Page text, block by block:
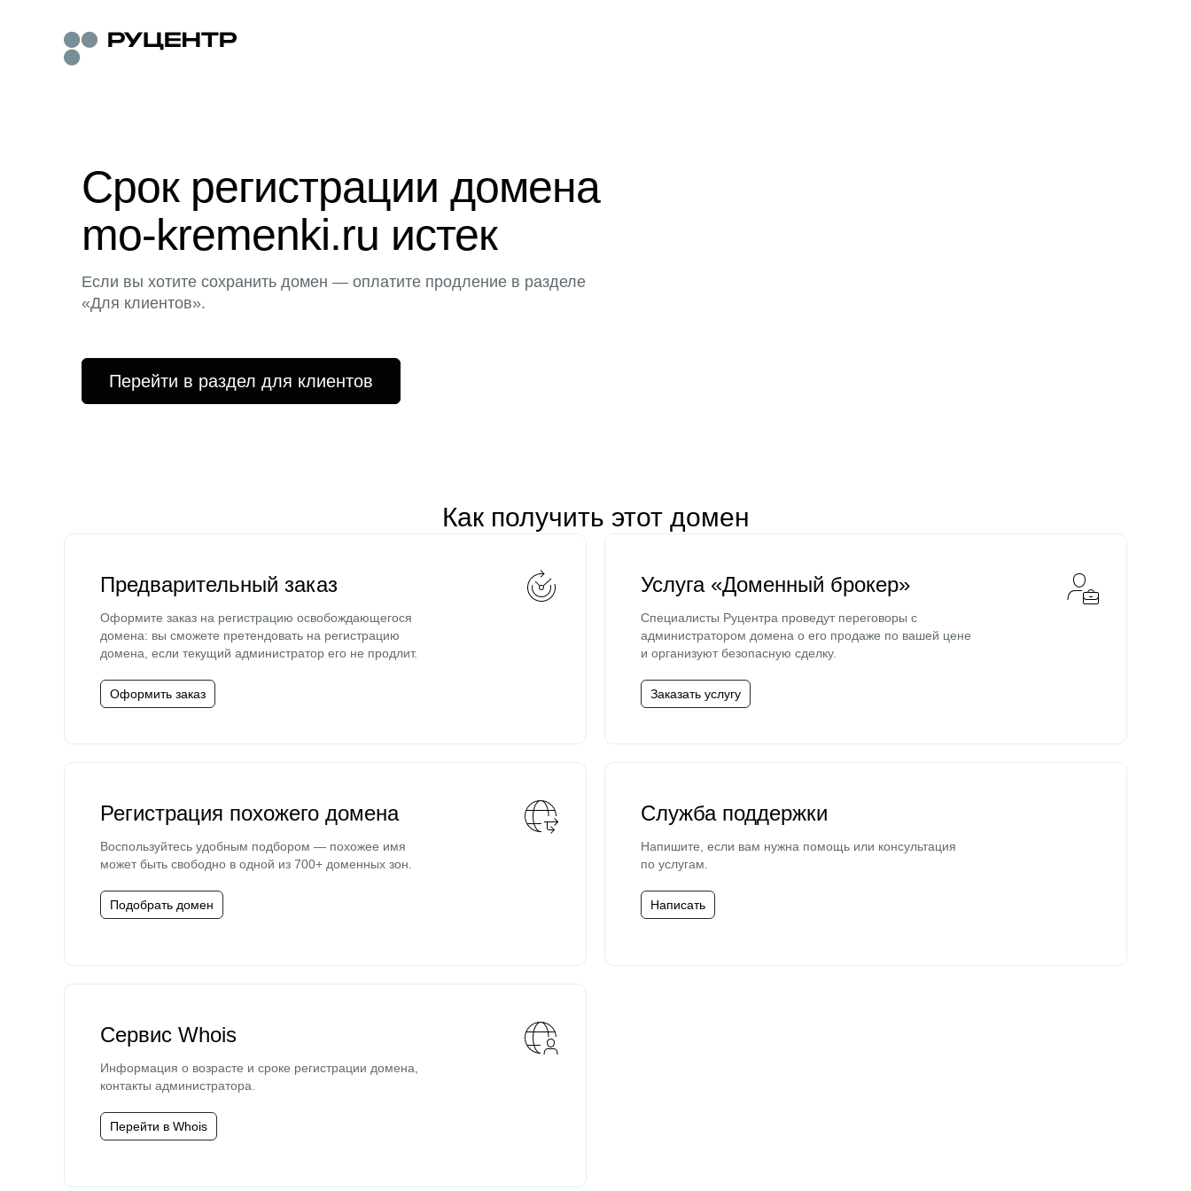
Срок регистрации домена
mo-kremenki.ru истек
Если вы хотите сохранить домен — оплатите продление в разделе
«Для клиентов».
Перейти в раздел для клиентов
Как получить этот домен
Предварительный заказ
Оформите заказ на регистрацию освобождающегося
домена: вы сможете претендовать на регистрацию
домена, если текущий администратор его не продлит.
Оформить заказ
Услуга «Доменный брокер»
Специалисты Руцентра проведут переговоры с
администратором домена о его продаже по вашей цене
и организуют безопасную сделку.
Заказать услугу
Регистрация похожего домена
Воспользуйтесь удобным подбором — похожее имя
может быть свободно в одной из 700+ доменных зон.
Подобрать домен
Служба поддержки
Напишите, если вам нужна помощь или консультация
по услугам.
Написать
Сервис Whois
Информация о возрасте и сроке регистрации домена,
контакты администратора.
Перейти в Whois